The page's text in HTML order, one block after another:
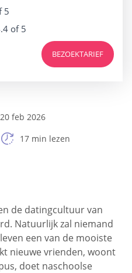
5
of 5
BEZOEKTARIEF
20 feb 2026
17 min lezen
de datingcultuur van
Natuurlijk zal niemand
een van de mooiste
nieuwe vrienden, woont
doet naschoolse